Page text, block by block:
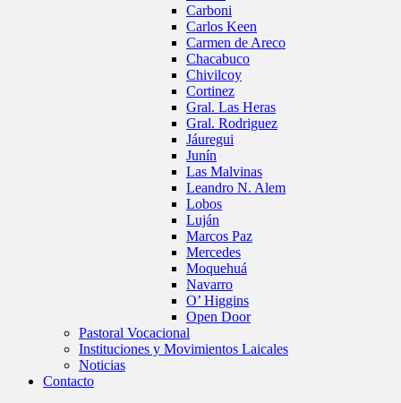
Carboni
Carlos Keen
Carmen de Areco
Chacabuco
Chivilcoy
Cortinez
Gral. Las Heras
Gral. Rodriguez
Jáuregui
Junín
Las Malvinas
Leandro N. Alem
Lobos
Luján
Marcos Paz
Mercedes
Moquehuá
Navarro
O’ Higgins
Open Door
Pastoral Vocacional
Instituciones y Movimientos Laicales
Noticias
Contacto